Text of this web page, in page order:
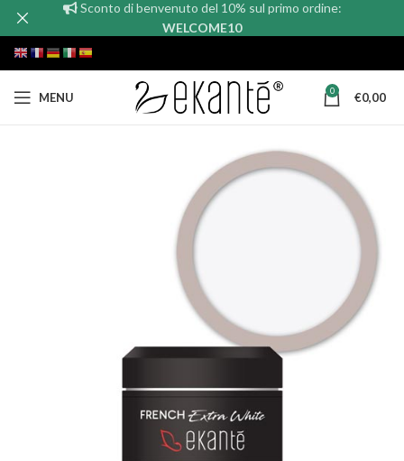
MENU 0 €0,00
Sconto di benvenuto del 10% sul primo ordine:
WELCOME10